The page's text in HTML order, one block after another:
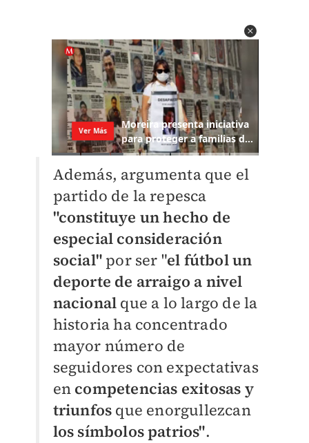
Además, argumenta que el
partido de la repesca
"constituye un hecho de
especial consideración
social"por ser "el fútbol un
deporte de arraigo a nivel
nacional que a lo largo de la
historia ha concentrado
mayor número de
seguidores con expectativas
en competencias exitosas y
triunfos que enorgullezcan
los símbolos patrios".